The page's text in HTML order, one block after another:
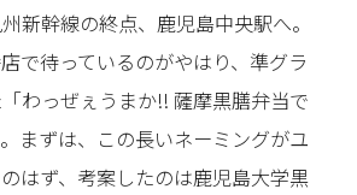
新幹線の終点、鹿児島中央駅へ。
で待っているのがやはり、準グラ
わっぜぇうまか!! 薩摩黒膳弁当で
まずは、この長いネーミングがユ
はず、考案したのは鹿児島大学黒